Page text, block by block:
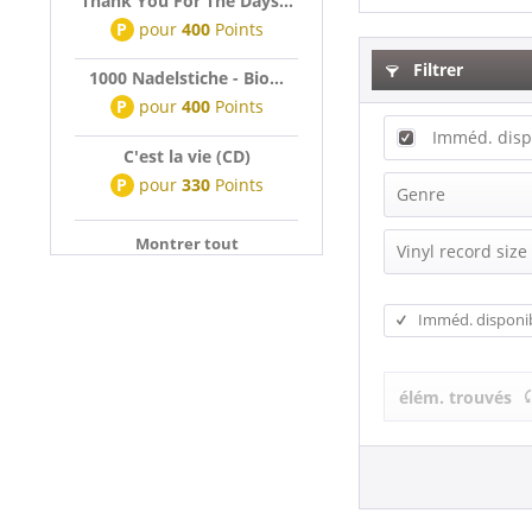
P pour 400Points
1000 Nadelstiche - Bio...
P pour 400Points
C'est la vie (CD)
P pour 330Points
Montrer tout
Filtrer
Imméd.
Genre
Beat
Blues
Christmas
Country
Folk
Vinyl record size
EP (7 inch)
EP (10 inch)
EP, Maxi (10,
Imméd.
élém. trouvés